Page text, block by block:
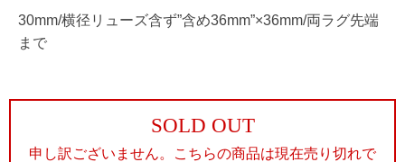
30mm/横径リューズ含ず”含め36mm”×36mm/両ラグ先端
まで
SOLD OUT
申し訳ございません。こちらの商品は現在売り切れで